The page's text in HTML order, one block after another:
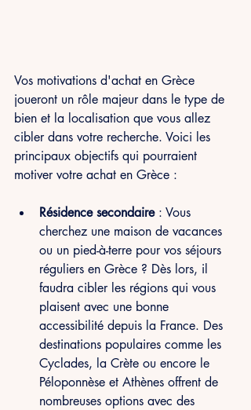
Vos motivations d'achat en Grèce
joueront un rôle majeur dans le type de
bien et la localisation que vous allez
cibler dans votre recherche. Voici les
principaux objectifs qui pourraient
motiver votre achat en Grèce :
Résidence secondaire : Vous
cherchez une maison de vacances
ou un pied-à-terre pour vos séjours
réguliers en Grèce ? Dès lors, il
faudra cibler les régions qui vous
plaisent avec une bonne
accessibilité depuis la France. Des
destinations populaires comme les
Cyclades, la Crète ou encore le
Péloponnèse et Athènes offrent de
nombreuses options avec des